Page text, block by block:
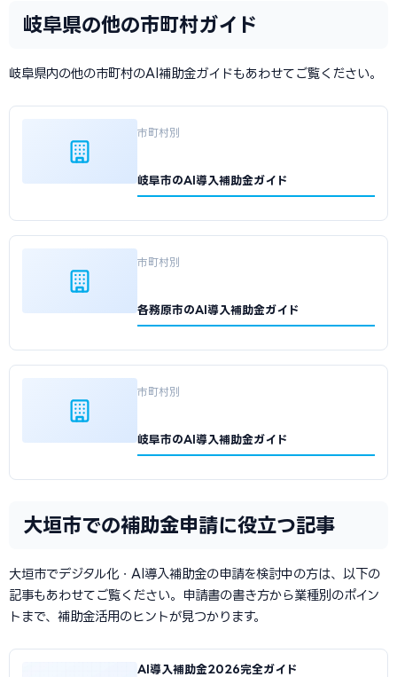
岐阜県の他の市町村ガイド
岐阜県内の他の市町村のAI補助金ガイドもあわせてご覧ください。
市町村別
岐阜市のAI導入補助金ガイド
市町村別
各務原市のAI導入補助金ガイド
市町村別
岐阜市のAI導入補助金ガイド
大垣市での補助金申請に役立つ記事
大垣市でデジタル化・AI導入補助金の申請を検討中の方は、以下の
記事もあわせてご覧ください。申請書の書き方から業種別のポイン
トまで、補助金活用のヒントが見つかります。
AI導入補助金2026完全ガイド